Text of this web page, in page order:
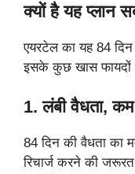
क्यों है यह प्लान
एयरटेल का यह 84
इसके कुछ खास फायदों
1. लंबी वैधता,
84 दिन की वैधता का
रिचार्ज करने की